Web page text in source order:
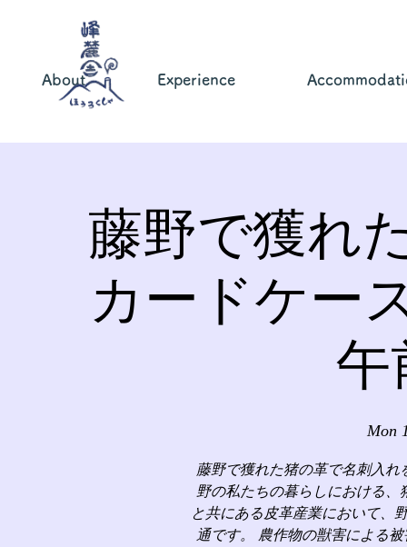
About Experience
藤野で獲れ
カードケー
午
Mon
藤野で獲れた猪の革で名刺入
野の私たちの暮らしにおける
と共にある皮革産業において、
通です。 農作物の獣害による